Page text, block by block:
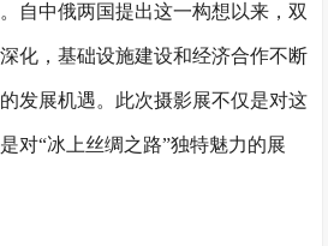
自中俄两国提出这一构想以来，双
化，基础设施建设和经济合作不断
发展机遇。此次摄影展不仅是对这
对“冰上丝绸之路”独特魅力的展